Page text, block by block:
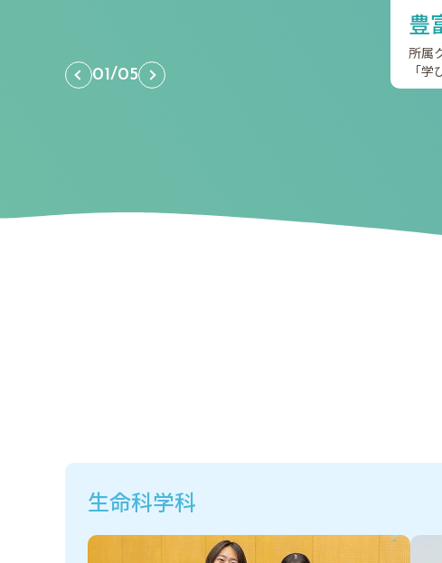
01 /05
豊
所属
「
生命科学科